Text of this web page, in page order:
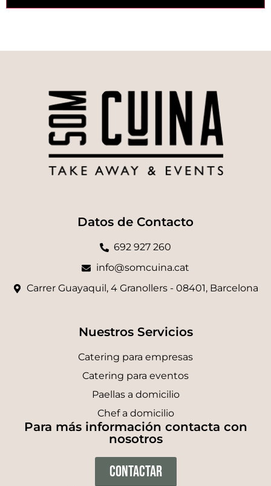
Datos de Contacto
692 927 260
info@somcuina.cat
Carrer Guayaquil, 4 Granollers - 08401, Barcelona
Nuestros Servicios
Catering para empresas
Catering para eventos
Paellas a domicilio
Chef a domicilio
Para más información contacta con
nosotros
CONTACTAR